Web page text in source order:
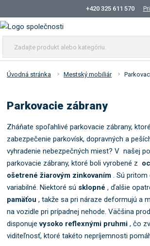
+420 325 611 570
d
a
r
o
d
k
t
a
l
e
b
Úvodná stránka Mestský mobiliár
Parkovacie zábrany
Zháňate spoľahlivé parkovacie zábrany,
zabezpečenie parkovísk, dopravných a
vyhradenie nebezpečných miest? V našej
parkovacie zábrany, ktoré boli vyrobené z
ošetrené žiarovým zinkovaním
. Sú
variabilné. Niektoré sú sklopné, ďalšie
pamäťou, takže sa pri náraze deformujú a
na vozidle pri prípadnej nehode. Väčšina
disponujevysoko reflexnými pruhmi, čo
viditeľnosť, ktoré takéto nepríjemnosti